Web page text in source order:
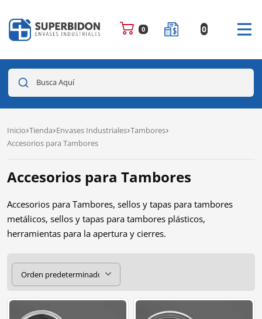
0 0
Busca Aquí
Inicio Tienda Envases Industriales Tambores
Accesorios para Tambores
Accesorios para Tambores
Accesorios para Tambores, sellos y tapas para tambores
metálicos, sellos y tapas para tambores plásticos,
herramientas para la apertura y cierres.